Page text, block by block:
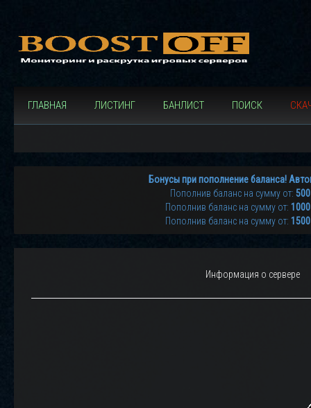
ГЛАВНАЯ ЛИСТИНГ БАНЛИСТ ПОИСК
Бонусы при пополнение баланса!
Пополнив баланс на сумму от:
Пополнив баланс на сумму от:
Пополнив баланс на сумму от:
Информация о сервере